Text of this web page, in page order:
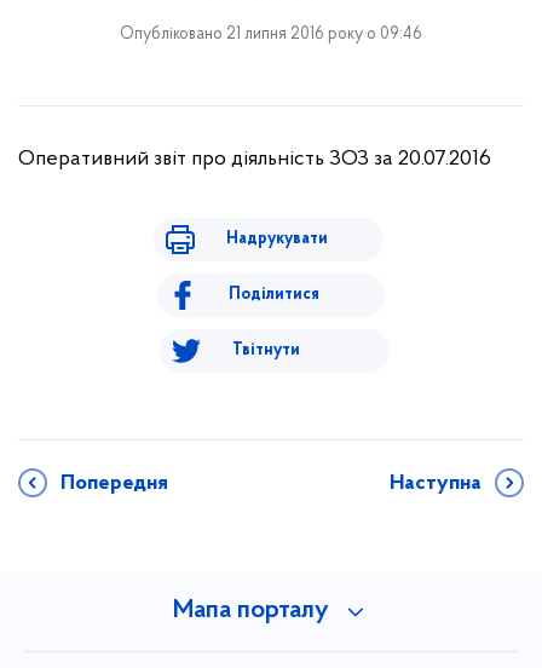
Опубліковано 21 липня 2016 року о 09:46
Оперативний звіт про діяльність ЗОЗ за 20.07.2016
Надрукувати
Поділитися
Твітнути
Попередня Наступна
Мапа порталу